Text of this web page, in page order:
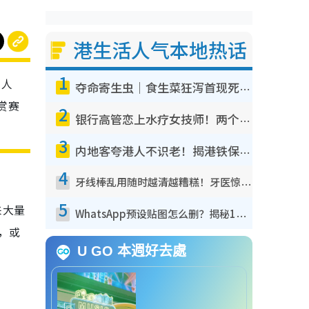
赛
量
或
港生活人气本地热话
1 夺命寄生虫｜食生菜狂泻首现死者！疫潮恶化录1.8万宗病例 揭洗菜3大谬误
2 银行高管恋上水疗女技师！两个月借128万惊觉“沉船”沉落火海 揭背后疑似邪教操控卖淫
3 内地客夸港人不识老！揭港铁保鲜级冷气 港人求放过：别投诉
4 牙线棒乱用随时越清越糟糕！牙医惊揭盲目过户细菌恐致蛀牙：这种才是日常真保养
5 WhatsApp预设贴图怎么删？揭秘1招“反向操作”还原简洁界面 附3步实测教程
U GO 本週好去處